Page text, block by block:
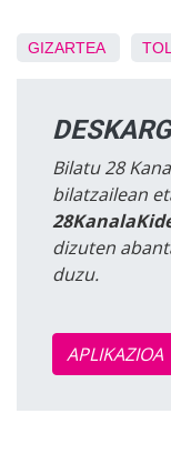
GIZARTEA
Bilatu 28
bilatzailean
dizuten
duzu.
APLIKAZIOA